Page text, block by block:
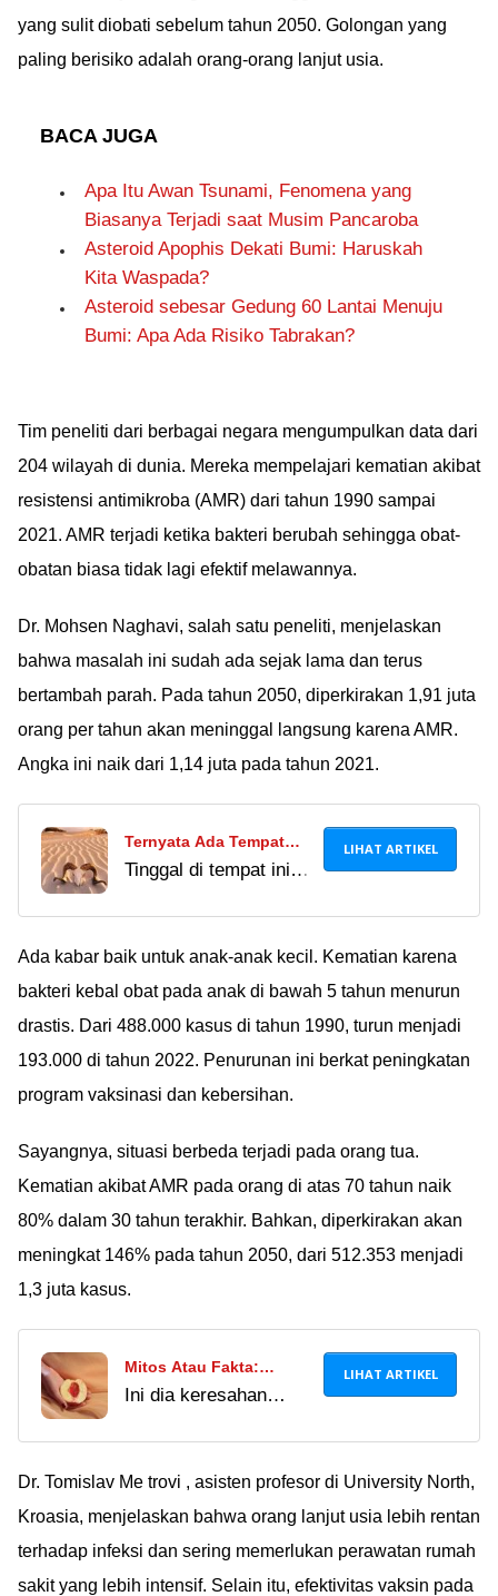
yang sulit diobati sebelum tahun 2050. Golongan yang
paling berisiko adalah orang-orang lanjut usia.
BACA JUGA
Apa Itu Awan Tsunami, Fenomena yang
Biasanya Terjadi saat Musim Pancaroba
Asteroid Apophis Dekati Bumi: Haruskah
Kita Waspada?
Asteroid sebesar Gedung 60 Lantai Menuju
Bumi: Apa Ada Risiko Tabrakan?
Tim peneliti dari berbagai negara mengumpulkan data dari
204 wilayah di dunia. Mereka mempelajari kematian akibat
resistensi antimikroba (AMR) dari tahun 1990 sampai
2021. AMR terjadi ketika bakteri berubah sehingga obat-
obatan biasa tidak lagi efektif melawannya.
Dr. Mohsen Naghavi, salah satu peneliti, menjelaskan
bahwa masalah ini sudah ada sejak lama dan terus
bertambah parah. Pada tahun 2050, diperkirakan 1,91 juta
orang per tahun akan meninggal langsung karena AMR.
Angka ini naik dari 1,14 juta pada tahun 2021.
Ternyata Ada Tempat
Serupa Neraka Di Bumi,
Tinggal di tempat ini
banget! Ini tempatnya
kira-kira di Indonesia
apa bukan? Ã°ÂÂ¤Â
LIHAT ARTIKEL
Ada kabar baik untuk anak-anak kecil. Kematian karena
bakteri kebal obat pada anak di bawah 5 tahun menurun
drastis. Dari 488.000 kasus di tahun 1990, turun menjadi
193.000 di tahun 2022. Penurunan ini berkat peningkatan
program vaksinasi dan kebersihan.
Sayangnya, situasi berbeda terjadi pada orang tua.
Kematian akibat AMR pada orang di atas 70 tahun naik
80% dalam 30 tahun terakhir. Bahkan, diperkirakan akan
meningkat 146% pada tahun 2050, dari 512.353 menjadi
1,3 juta kasus.
Mitos Atau Fakta:
Benarkah Vagina Bisa
Berhubungan Intim?
Ini dia keresahan
takut dulu ladies, sini
mimin jelasin faktanya
menurut penelitian~
LIHAT ARTIKEL
Dr. Tomislav Me trovi , asisten profesor di University North,
Kroasia, menjelaskan bahwa orang lanjut usia lebih rentan
terhadap infeksi dan sering memerlukan perawatan rumah
sakit yang lebih intensif. Selain itu, efektivitas vaksin pada